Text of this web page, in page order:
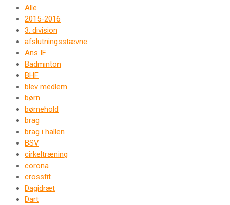
Alle
2015-2016
3. division
afslutningsstævne
Ans IF
Badminton
BHF
blev medlem
børn
børnehold
brag
brag i hallen
BSV
cirkeltræning
corona
crossfit
Dagidræt
Dart